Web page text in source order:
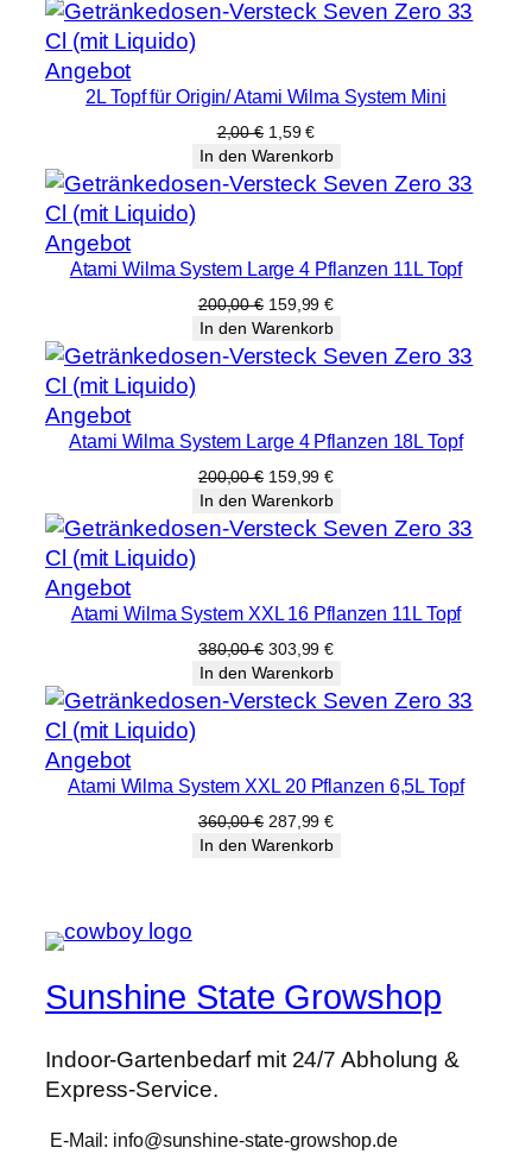
AngebotProdukt
im
2L Topf für Origin/ Atami Wilma System Mini
2,00€ Ursprünglicher
Preis
war:
2,00 €
1,59€Aktueller
Preis
ist:
1,59 €.
In den Warenkorb
AngebotProdukt
im
Angebot
Atami Wilma System Large 4 Pflanzen 11L Topf
200,00€ Ursprünglicher
Preis
war:
200,00 €
159,99€Aktueller
Preis
ist:
159,99 €.
In den Warenkorb
AngebotProdukt
im
Angebot
Atami Wilma System Large 4 Pflanzen 18L Topf
200,00€ Ursprünglicher
Preis
war:
200,00 €
159,99€Aktueller
Preis
ist:
159,99 €.
In den Warenkorb
AngebotProdukt
im
Angebot
Atami Wilma System XXL 16 Pflanzen 11L Topf
380,00€ Ursprünglicher
Preis
war:
380,00 €
303,99€Aktueller
Preis
ist:
303,99 €.
In den Warenkorb
AngebotProdukt
im
Angebot
Atami Wilma System XXL 20 Pflanzen 6,5L Topf
360,00€ Ursprünglicher
Preis
287,99€Aktueller
Preis
In den Warenkorb
Sunshine State Growshop
Indoor-Gartenbedarf mit 24/7 Abholung &
Express-Service.
E-Mail: info@sunshine-state-growshop.de